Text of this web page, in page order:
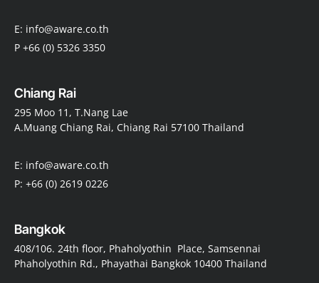
E: info@aware.co.th
P +66 (0) 5326 3350
Chiang Rai
295 Moo 11, T.Nang Lae
A.Muang Chiang Rai, Chiang Rai 57100 Thailand
E: info@aware.co.th
P: +66 (0) 2619 0226
Bangkok
408/106. 24th floor, Phaholyothin Place, Samsennai
Phaholyothin Rd., Phayathai Bangkok 10400 Thailand